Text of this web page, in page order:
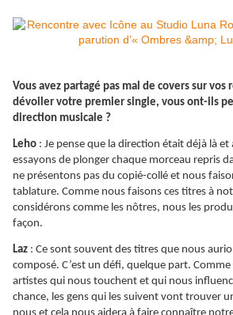
Vous avez partagé pas mal de covers sur vos
dévoiler votre premier single, vous ont-ils
direction musicale ?
Leho : Je pense que la direction était déjà là
essayons de plonger chaque morceau repris
ne présentons pas du copié-collé et nous
tablature. Comme nous faisons ces titres à
considérons comme les nôtres, nous les
façon.
Laz : Ce sont souvent des titres que nous
composé. C’est un défi, quelque part.
artistes qui nous touchent et qui nous
chance, les gens qui les suivent vont trouver